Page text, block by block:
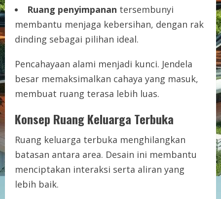
Ruang penyimpanan tersembunyi
membantu menjaga kebersihan, dengan rak
dinding sebagai pilihan ideal.
Pencahayaan alami menjadi kunci. Jendela
besar memaksimalkan cahaya yang masuk,
membuat ruang terasa lebih luas.
Konsep Ruang Keluarga Terbuka
Ruang keluarga terbuka menghilangkan
batasan antara area. Desain ini membantu
menciptakan interaksi serta aliran yang
lebih baik.